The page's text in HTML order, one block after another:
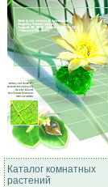
Каталог комнатных
растений